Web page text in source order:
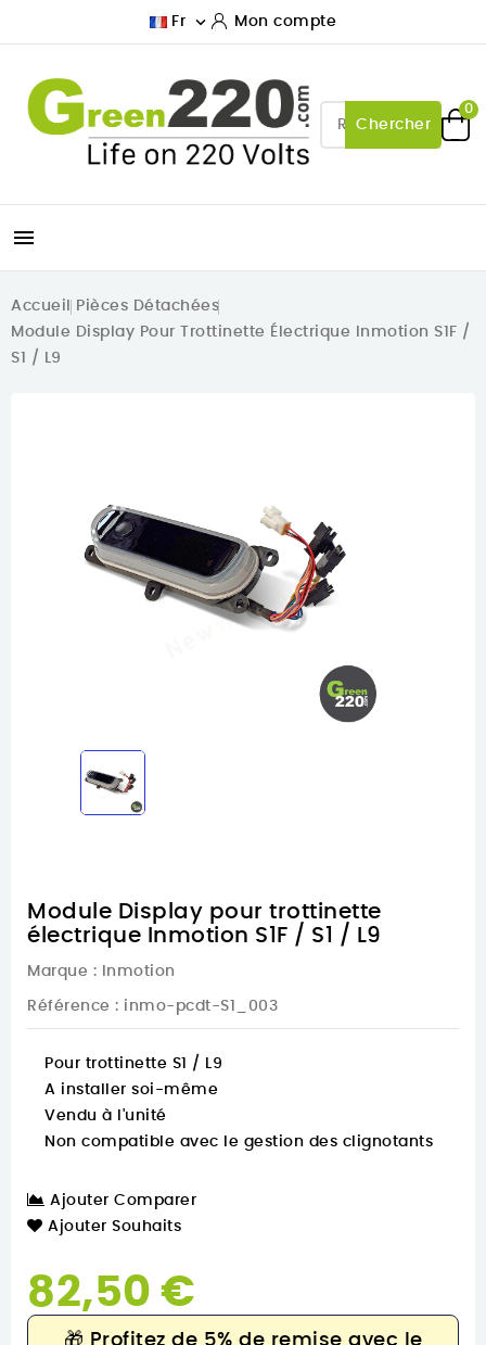
Fr  Mon compte
Chercher
0

Accueil
Pièces Détachées
Module Display Pour Trottinette Électrique Inmotion S1F /
S1 / L9
Module Display pour trottinette
électrique Inmotion S1F / S1 / L9
Marque : Inmotion
Référence : inmo-pcdt-S1_003
Pour trottinette S1 / L9
A installer soi-même
Vendu à l'unité
Non compatible avec le gestion des clignotants
Ajouter Comparer
Ajouter Souhaits
82,50 €
🎁 Profitez de 5% de remise avec le